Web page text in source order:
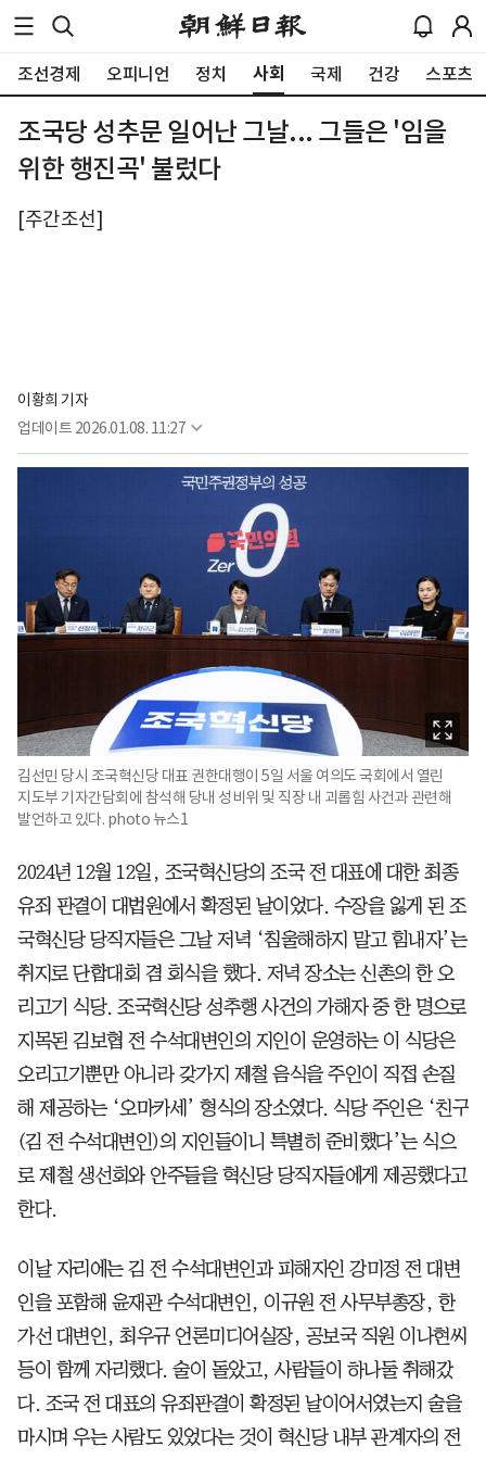
조선경제 오피니언 정치 사회 국제 건강 스포츠
조국당 성추문 일어난 그날... 그들은 '임을
위한 행진곡' 불렀다
[주간조선]
이황희 기자
업데이트 2026.01.08. 11:27
김선민 당시 조국혁신당 대표 권한대행이 5일 서울 여의도 국회에서 열린
지도부 기자간담회에 참석해 당내 성비위 및 직장 내 괴롭힘 사건과 관련해
발언하고 있다. photo 뉴스1
2024년 12월 12일, 조국혁신당의 조국 전 대표에 대한 최종
유죄 판결이 대법원에서 확정된 날이었다. 수장을 잃게 된 조
국혁신당 당직자들은 그날 저녁 ‘침울해하지 말고 힘내자’는
취지로 단합대회 겸 회식을 했다. 저녁 장소는 신촌의 한 오
리고기 식당. 조국혁신당 성추행 사건의 가해자 중 한 명으로
지목된 김보협 전 수석대변인의 지인이 운영하는 이 식당은
오리고기뿐만 아니라 갖가지 제철 음식을 주인이 직접 손질
해 제공하는 ‘오마카세’ 형식의 장소였다. 식당 주인은 ‘친구
(김 전 수석대변인)의 지인들이니 특별히 준비했다’는 식으
로 제철 생선회와 안주들을 혁신당 당직자들에게 제공했다고
한다.
이날 자리에는 김 전 수석대변인과 피해자인 강미정 전 대변
인을 포함해 윤재관 수석대변인, 이규원 전 사무부총장, 한
가선 대변인, 최우규 언론미디어실장, 공보국 직원 이나현씨
등이 함께 자리했다. 술이 돌았고, 사람들이 하나둘 취해갔
다. 조국 전 대표의 유죄판결이 확정된 날이어서였는지 술을
마시며 우는 사람도 있었다는 것이 혁신당 내부 관계자의 전